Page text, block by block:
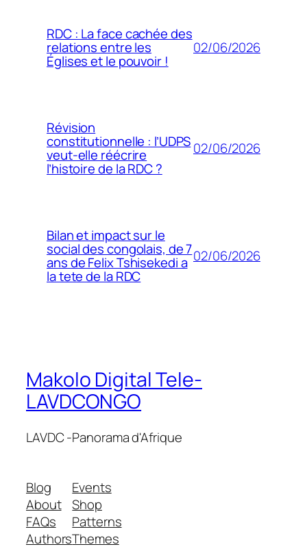
RDC : La face cachée des
relations entre les
Églises et le pouvoir !
02/06/2026
Révision
constitutionnelle : l’UDPS
veut-elle réécrire
l’histoire de la RDC ?
02/06/2026
Bilan et impact sur le
social des congolais, de 7
ans de Felix Tshisekedi a
la tete de la RDC
02/06/2026
Makolo Digital Tele-
LAVDCONGO
LAVDC -Panorama d'Afrique
Blog
About
FAQs
Authors
Events
Shop
Patterns
Themes